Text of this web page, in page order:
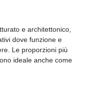
e architettonico,
dove funzione e
Le proporzioni più
ideale anche come